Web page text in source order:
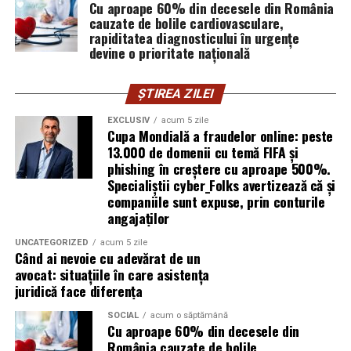
explică Horațiu Șimon, Chief Technology Officer
cyber_Folks România.
Subiectul a fost semnalat și de FBI, care a inclus în
informările din ultima lună amenințările asociate
turneului, de la fraude online și furtul datelor până la
operațiuni de dezinformare.
Avertismentele publice s-au concentrat în principal
asupra fanilor și infrastructurii orașelor gazdă, însă
specialiștii atrag atenția că firmele pot fi afectate
inclusiv atunci când nu au nicio legătură directă cu
industria sportului, turismului sau vânzarea de bilete.
Atacurile sunt mai eficiente în contextul
evenimentelor globale
Campaniile de phishing asociate evenimentelor
importante profită de interesul public ridicat, de
Cu aproape 60% din decesele din România
cauzate de bolile cardiovasculare,
rapiditatea diagnosticului în urgențe
devine o prioritate națională
ȘTIREA ZILEI
EXCLUSIV acum 5 zile
Cupa Mondială a fraudelor online: peste
13.000 de domenii cu temă FIFA și
phishing în creștere cu aproape 500%.
Specialiștii cyber_Folks avertizează că și
companiile sunt expuse, prin conturile
angajaților
UNCATEGORIZED acum 5 zile
Când ai nevoie cu adevărat de un
avocat: situațiile în care asistența
juridică face diferența
SOCIAL acum o săptămână
Cu aproape 60% din decesele din